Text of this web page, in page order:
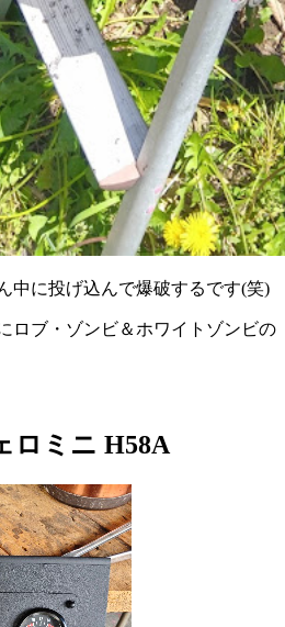
中に投げ込んで爆破するです(笑)
ロブ・ゾンビ＆ホワイトゾンビの
ロミニ H58A